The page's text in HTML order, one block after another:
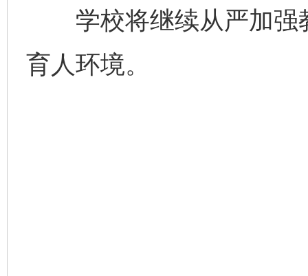
学校将继续从严加强
育人环境。